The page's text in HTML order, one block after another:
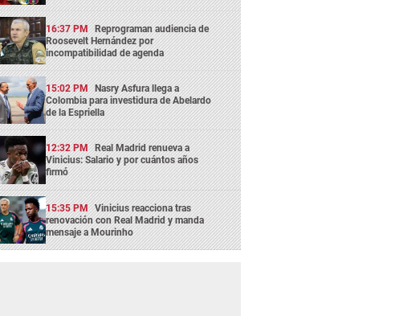
16:37 PM Reprograman audiencia de
Roosevelt Hernández por
incompatibilidad de agenda
15:02 PM Nasry Asfura llega a
Colombia para investidura de Abelardo
de la Espriella
12:32 PM Real Madrid renueva a
Vinicius: Salario y por cuántos años
firmó
15:35 PM Vinicius reacciona tras
renovación con Real Madrid y manda
mensaje a Mourinho